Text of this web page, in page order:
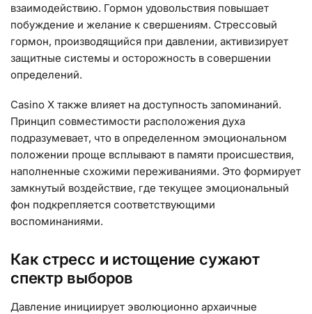
взаимодействию. Гормон удовольствия повышает
побуждение и желание к свершениям. Стрессовый
гормон, производящийся при давлении, активизирует
защитные системы и осторожность в совершении
определений.
Casino X также влияет на доступность запоминаний.
Принцип совместимости расположения духа
подразумевает, что в определенном эмоциональном
положении проще всплывают в памяти происшествия,
наполненные схожими переживаниями. Это формирует
замкнутый воздействие, где текущее эмоциональный
фон подкрепляется соответствующими
воспоминаниями.
Как стресс и истощение сужают
спектр выборов
Давление инициирует эволюционно архаичные